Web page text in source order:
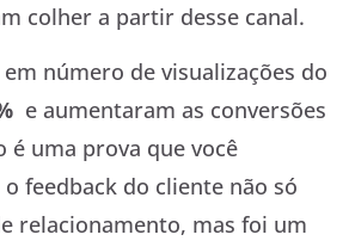
colher a partir desse canal.
número de visualizações do
e aumentaram as conversões
é uma prova que você
feedback do cliente não só
relacionamento, mas foi um